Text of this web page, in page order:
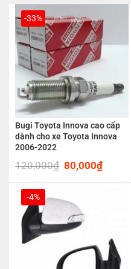
-33%
Bugi Toyota Innova cao cấp
dành cho xe Toyota Innova
2006-2022
120,000₫ Original
was:
80,000₫Current
is:
-4%